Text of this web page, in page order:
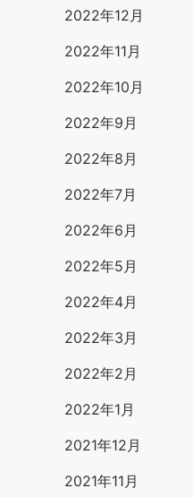
2022年12月
2022年11月
2022年10月
2022年9月
2022年8月
2022年7月
2022年6月
2022年5月
2022年4月
2022年3月
2022年2月
2022年1月
2021年12月
2021年11月